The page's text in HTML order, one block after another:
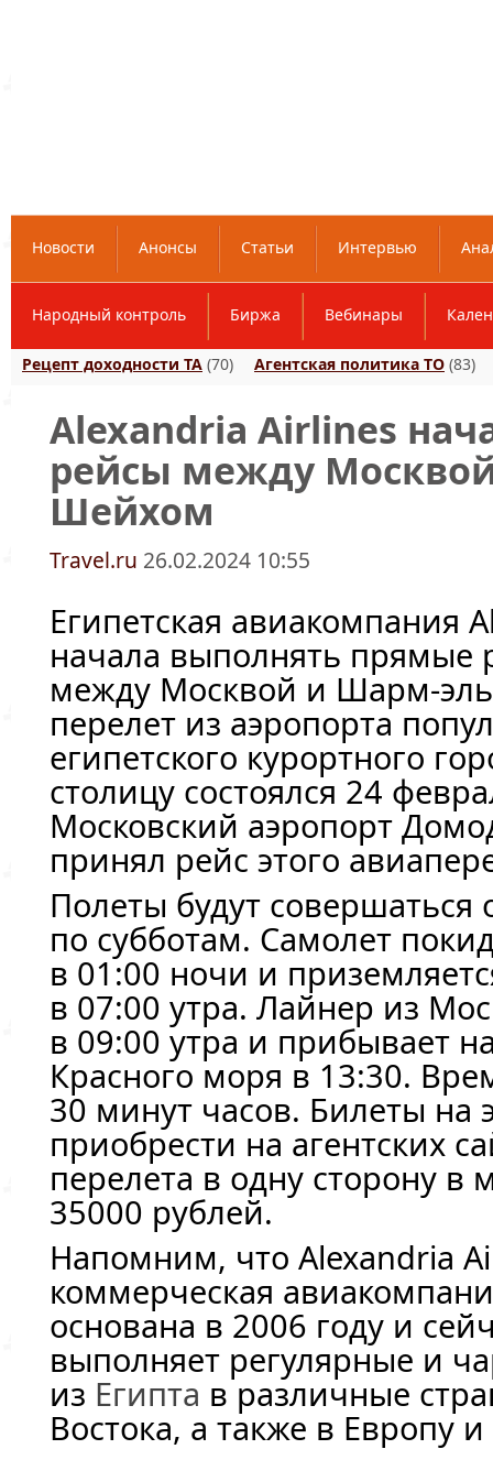
Новости Анонсы Статьи Интервью
Народный контроль Биржа Вебинары
Рецепт доходности ТА (70) Агентская политика ТО (83)
Alexandria Airlines
рейсы между
Шейхом
Travel.ru 26.02.2024 10:55
Египетская авиакомпания
начала выполнять прямые
между Москвой и Шарм-
перелет из аэропорта
египетского курортного
столицу состоялся 24
Московский аэропорт
принял рейс этого
Полеты будут
по субботам. Самолет
в 01:00 ночи и
в 07:00 утра. Лайнер из
в 09:00 утра и прибывает
Красного моря в 13:30.
30 минут часов. Билеты на
приобрести на агентских
перелета в одну сторону в
35000 рублей.
Напомним, что Alexandria
коммерческая
основана в 2006 году и
выполняет регулярные и
из Египта в различные
Востока, а также в Европу